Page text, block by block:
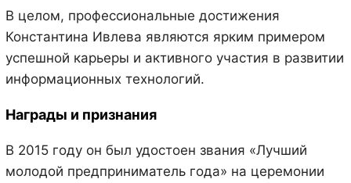
В целом, профессиональные достижения
Константина Ивлева являются ярким примером
успешной карьеры и активного участия в развитии
информационных технологий.
Награды и признания
В 2015 году он был удостоен звания «Лучший
молодой предприниматель года» на церемонии